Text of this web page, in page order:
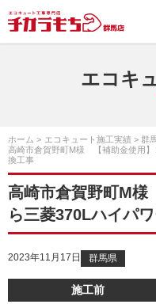
エコキ
ホーム エコキュート施工実績
群
高崎市倉賀野町M様 【補助金使用】
換工事
高崎市倉賀野町M
ら三菱370Lハイパ
2023年11月17日 群馬県
施工前